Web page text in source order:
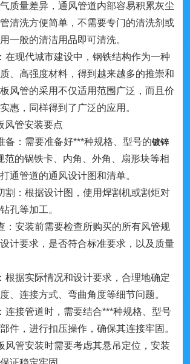
质量差异，通风管道内部容易积累灰尘
清洗方便简单，不需要专门的清洗剂或
一般的清洁用品即可清洗。
在现代城市建设中，钢铁结构作为一种
、高强度材料，得到越来越多的推崇和
风管的采用不仅适用范围广泛，而且价
惠，同样得到了广泛的应用。
风管安装要点
备：需要准备好***种规格、型号的镀锌
范的锅铁卡、内角、外角、扇形块等相
通管道的通风设计图和清单。
割：根据设计图，使用焊割机或割炬对
孔等加工。
：安装前需要检查所购买的所有风管规
计要求，是否符合标准要求，以及质量
根据实际情况和设计要求，合理地确定
、连接方式、弯曲角度等细节问题。
连接管道时，需要结合***种规格、型号
件，进行扣压操作，确保其连接牢固。
风管安装时需要考虑其悬吊定位，安装